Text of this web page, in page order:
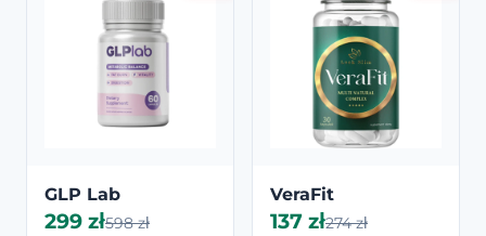
GLP Lab
299 zł598 zł
VeraFit
137 zł274 zł